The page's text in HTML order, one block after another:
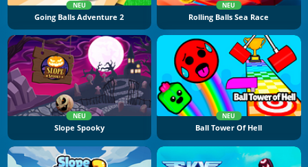
NEU
Going Balls Adventure 2
NEU
Rolling Balls Sea Race
NEU
Slope Spooky
NEU
Ball Tower Of Hell